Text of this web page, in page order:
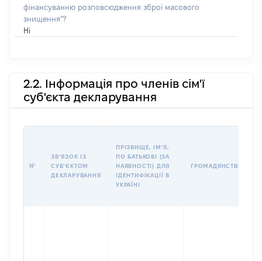
фінансуванню розповсюдження зброї масового
знищення"?
Ні
2.2. Інформація про членів сім'ї
суб'єкта декларування
№
ЗВʼЯЗОК ІЗ
СУБʼЄКТОМ
ДЕКЛАРУВАННЯ
ПРІЗВИЩЕ, ІМʼЯ,
ПО БАТЬКОВІ (ЗА
НАЯВНОСТІ) ДЛЯ
ІДЕНТИФІКАЦІЇ В
УКРАЇНІ
ГРОМАДЯНСТВО